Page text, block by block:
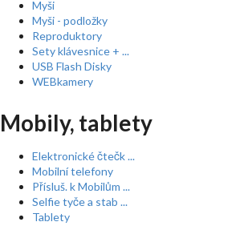
Myši
Myši - podložky
Reproduktory
Sety klávesnice + ...
USB Flash Disky
WEBkamery
Mobily, tablety
Elektronické čtečk ...
Mobilní telefony
Přísluš. k Mobilům ...
Selfie tyče a stab ...
Tablety